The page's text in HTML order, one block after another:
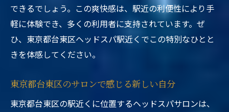
できるでしょう。この爽快感は、駅近の利便性により手
軽に体験でき、多くの利用者に支持されています。ぜ
ひ、東京都台東区ヘッドスパ駅近くでこの特別なひとと
きを体感してください。
東京都台東区のサロンで感じる新しい自分
東京都台東区の駅近くに位置するヘッドスパサロンは、